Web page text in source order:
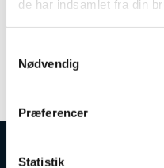
de har indsamlet fra din
y
Nødvendig
Præferencer
Statistik
studerende i centrum.
og tillidsfuldt
Jeppesen.